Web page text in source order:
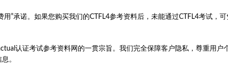
用”承诺。如果您购买我们的CTFL4参考资料后，未能通过CTFL4考试
认证考试参考资料网的一贯宗旨。我们完全保障客户隐私，尊重用
。